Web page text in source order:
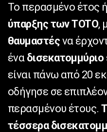
Το περασμένο έτος
ύπαρξης των TOTO,
θαυμαστές να
ένα
είναι πάνω από 20
οδήγησε σε
περασμένου έτους.
τέσσερα